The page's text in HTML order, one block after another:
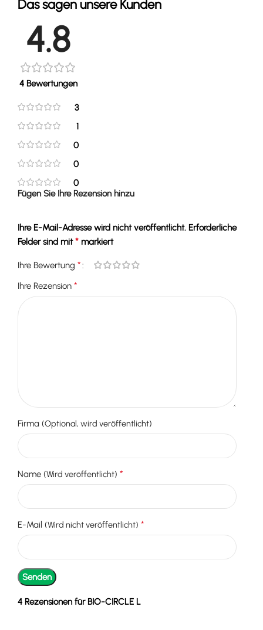
Das sagen unsere Kunden
4.8
4 Bewertungen
3
1
0
0
0
4 Rezensionen für BIO-CIRCLE L
Fügen Sie Ihre Rezension hinzu
Ihre E-Mail-Adresse wird nicht veröffentlicht. Erforderliche
Felder sind mit* markiert
Ihre Bewertung *
Ihre Rezension *
Firma (Optional, wird veröffentlicht)
Name (Wird veröffentlicht) *
E-Mail (Wird nicht veröffentlicht) *